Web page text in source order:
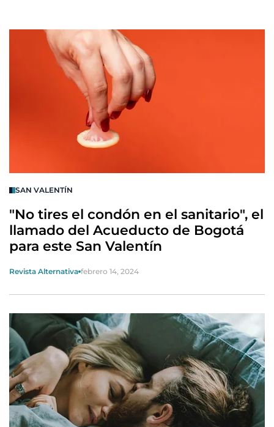
SAN VALENTÍN
"No tires el condón en el sanitario", el
llamado del Acueducto de Bogotá
para este San Valentín
Revista Alternativa febrero 14, 2024